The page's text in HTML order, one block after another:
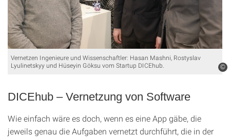
©
Vernetzen Ingenieure und Wissenschaftler: Hasan Mashni, Rostyslav
Lyulinetskyy und Hüseyin Göksu vom Startup DICEhub.
DICEhub – Vernetzung von Software
Wie einfach wäre es doch, wenn es eine App gäbe, die
jeweils genau die Aufgaben vernetzt durchführt, die in der